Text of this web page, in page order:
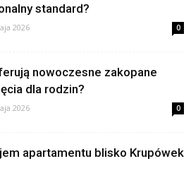
standard?
2026 0
nowoczesne zakopane
dla rodzin?
2026 0
apartamentu blisko Krupówek